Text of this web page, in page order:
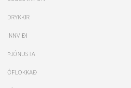
DRYKKIR
INNVIÐI
ÞJÓNUSTA
ÓFLOKKAÐ